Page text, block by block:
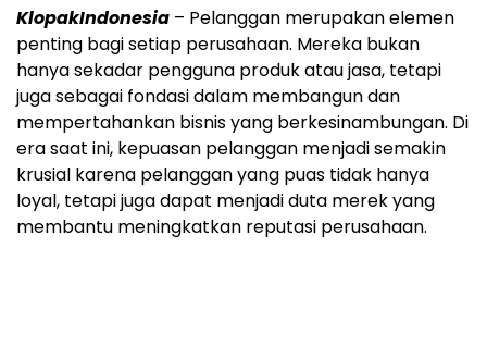
KlopakIndonesia – Pelanggan merupakan elemen
penting bagi setiap perusahaan. Mereka bukan
hanya sekadar pengguna produk atau jasa, tetapi
juga sebagai fondasi dalam membangun dan
mempertahankan bisnis yang berkesinambungan. Di
era saat ini, kepuasan pelanggan menjadi semakin
krusial karena pelanggan yang puas tidak hanya
loyal, tetapi juga dapat menjadi duta merek yang
membantu meningkatkan reputasi perusahaan.